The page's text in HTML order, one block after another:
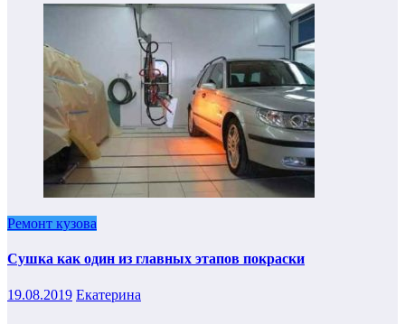
Ремонт кузова
Сушка как один из главных этапов покраски
19.08.2019 Екатерина